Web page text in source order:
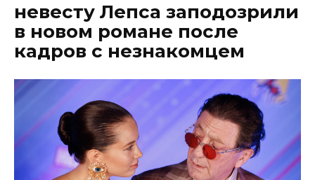
невесту Лепса заподозрили
в новом романе после
кадров с незнакомцем